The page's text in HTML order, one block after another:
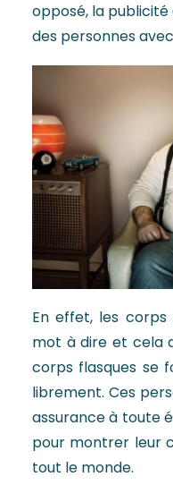
opposé, la
des personnes
En effet, les
mot à dire et cela
corps flasques se
librement. Ces
assurance à toute
pour montrer leur
tout le monde.